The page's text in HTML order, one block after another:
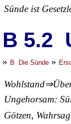
Sünde ist
B 5.2
» B Die Sünde »
Ungehorsam:
Götzen,